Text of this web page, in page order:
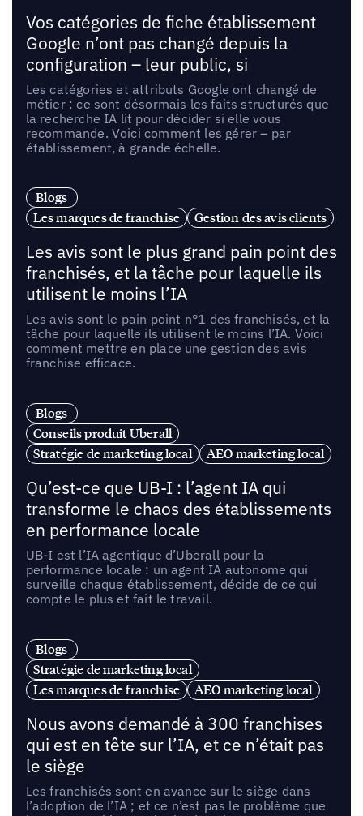
Vos catégories de fiche établissement
Google n’ont pas changé depuis la
configuration – leur public, si
Les catégories et attributs Google ont changé de
métier : ce sont désormais les faits structurés que
la recherche IA lit pour décider si elle vous
recommande. Voici comment les gérer – par
établissement, à grande échelle.
Blogs
Les marques de franchise
Gestion des avis clients
Les avis sont le plus grand pain point des
franchisés, et la tâche pour laquelle ils
utilisent le moins l’IA
Les avis sont le pain point n°1 des franchisés, et la
tâche pour laquelle ils utilisent le moins l’IA. Voici
comment mettre en place une gestion des avis
franchise efficace.
Blogs
Conseils produit Uberall
Stratégie de marketing local
AEO marketing local
Qu’est-ce que UB-I : l’agent IA qui
transforme le chaos des établissements
en performance locale
UB-I est l’IA agentique d’Uberall pour la
performance locale : un agent IA autonome qui
surveille chaque établissement, décide de ce qui
compte le plus et fait le travail.
Blogs
Stratégie de marketing local
Les marques de franchise
AEO marketing local
Nous avons demandé à 300 franchises
qui est en tête sur l’IA, et ce n’était pas
le siège
Les franchisés sont en avance sur le siège dans
l’adoption de l’IA ; et ce n’est pas le problème que